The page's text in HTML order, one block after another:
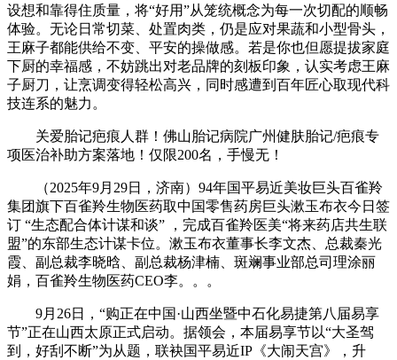
设想和靠得住质量，将“好用”从笼统概念为每一次切配的顺畅
体验。无论日常切菜、处置肉类，仍是应对果蔬和小型骨头，
王麻子都能供给不变、平安的操做感。若是你也但愿提拔家庭
下厨的幸福感，不妨跳出对老品牌的刻板印象，认实考虑王麻
子厨刀，让烹调变得轻松高兴，同时感遭到百年匠心取现代科
技连系的魅力。
关爱胎记疤痕人群！佛山胎记病院广州健肤胎记/疤痕专
项医治补助方案落地！仅限200名，手慢无！
（2025年9月29日，济南）94年国平易近美妆巨头百雀羚
集团旗下百雀羚生物医药取中国零售药房巨头漱玉布衣今日签
订 “生态配合体计谋和谈” ，完成百雀羚医美“将来药店共生联
盟”的东部生态计谋卡位。漱玉布衣董事长李文杰、总裁秦光
霞、副总裁李晓晗、副总裁杨津楠、斑斓事业部总司理涂丽
娟，百雀羚生物医药CEO李。。。
9月26日，“购正在中国·山西坐暨中石化易捷第八届易享
节”正在山西太原正式启动。据领会，本届易享节以“大圣驾
到，好刮不断”为从题，联袂国平易近IP《大闹天宫》，升